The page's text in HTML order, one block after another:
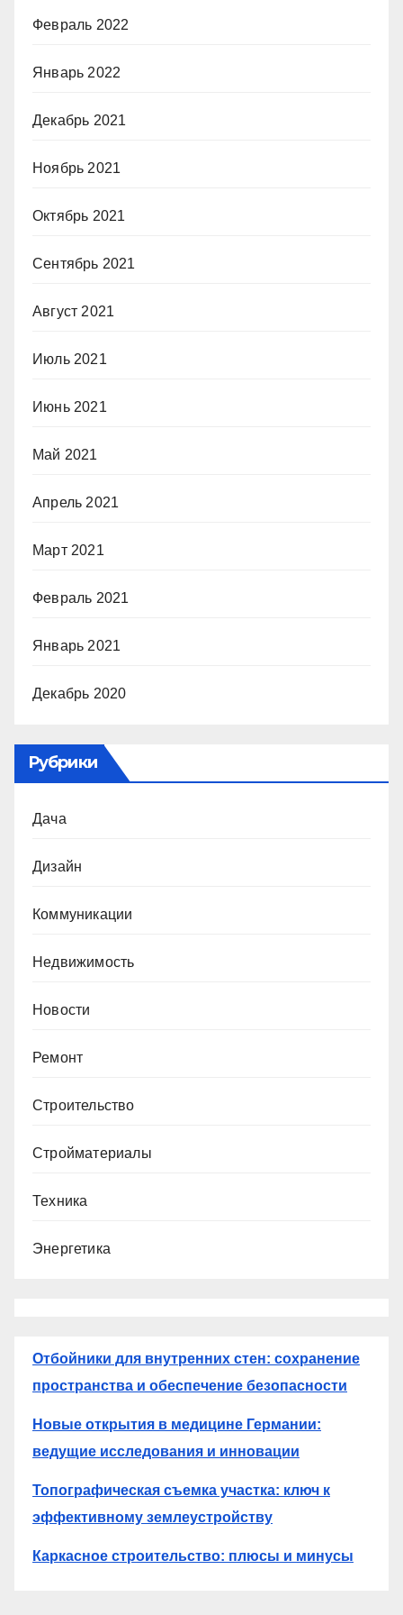
Февраль 2022
Январь 2022
Декабрь 2021
Ноябрь 2021
Октябрь 2021
Сентябрь 2021
Август 2021
Июль 2021
Июнь 2021
Май 2021
Апрель 2021
Март 2021
Февраль 2021
Январь 2021
Декабрь 2020
Рубрики
Дача
Дизайн
Коммуникации
Недвижимость
Новости
Ремонт
Строительство
Стройматериалы
Техника
Энергетика
Отбойники для внутренних стен: сохранение
пространства и обеспечение безопасности
Новые открытия в медицине Германии:
ведущие исследования и инновации
Топографическая съемка участка: ключ к
эффективному землеустройству
Каркасное строительство: плюсы и минусы